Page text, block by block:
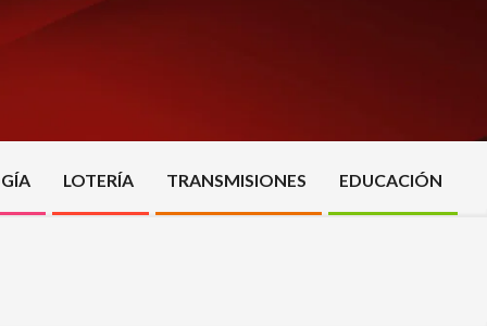
LOTERÍA TRANSMISIONES EDUCACIÓN